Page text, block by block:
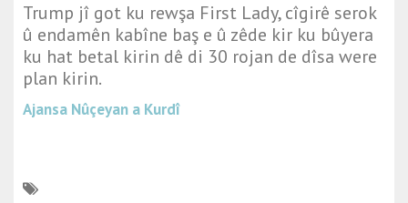
Trump jî got ku rewşa First Lady, cîgirê serok
û endamên kabîne baş e û zêde kir ku bûyera
ku hat betal kirin dê di 30 rojan de dîsa were
plan kirin.
Ajansa Nûçeyan a Kurdî